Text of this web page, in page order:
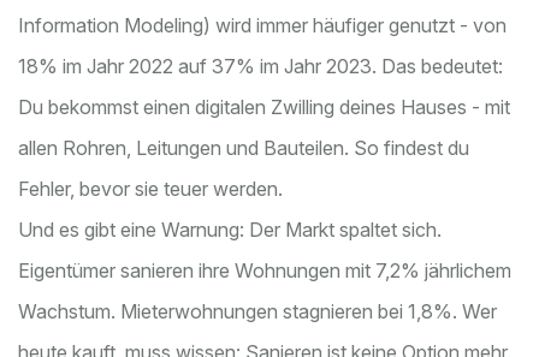
Information Modeling) wird immer häufiger genutzt - von
18% im Jahr 2022 auf 37% im Jahr 2023. Das bedeutet:
Du bekommst einen digitalen Zwilling deines Hauses - mit
allen Rohren, Leitungen und Bauteilen. So findest du
Fehler, bevor sie teuer werden.
Und es gibt eine Warnung: Der Markt spaltet sich.
Eigentümer sanieren ihre Wohnungen mit 7,2% jährlichem
Wachstum. Mieterwohnungen stagnieren bei 1,8%. Wer
heute kauft, muss wissen: Sanieren ist keine Option mehr.